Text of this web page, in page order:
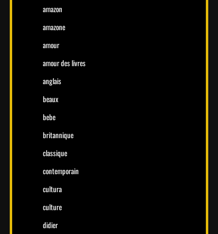
amazon
amazone
amour
amour des livres
anglais
beaux
bebe
britannique
classique
contemporain
cultura
culture
didier